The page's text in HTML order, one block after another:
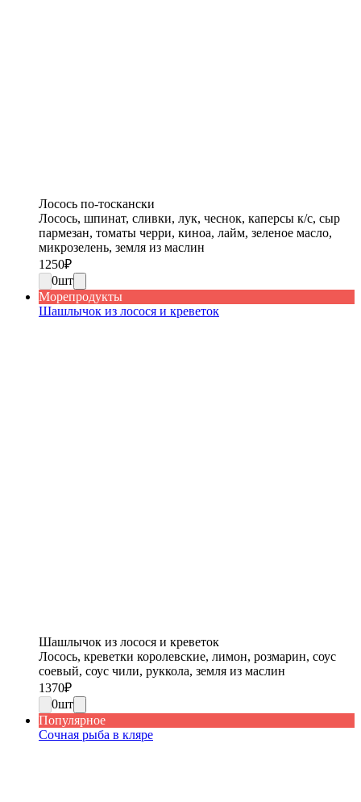
Лосось по-тоскански
Лосось, шпинат, сливки, лук, чеснок, каперсы к/с, сыр
пармезан, томаты черри, киноа, лайм, зеленое масло,
микрозелень, земля из маслин
1250₽
0шт
Морепродукты
Шашлычок из лосося и креветок
Шашлычок из лосося и креветок
Лосось, креветки королевские, лимон, розмарин, соус
соевый, соус чили, руккола, земля из маслин
1370₽
0шт
Популярное
Сочная рыба в кляре